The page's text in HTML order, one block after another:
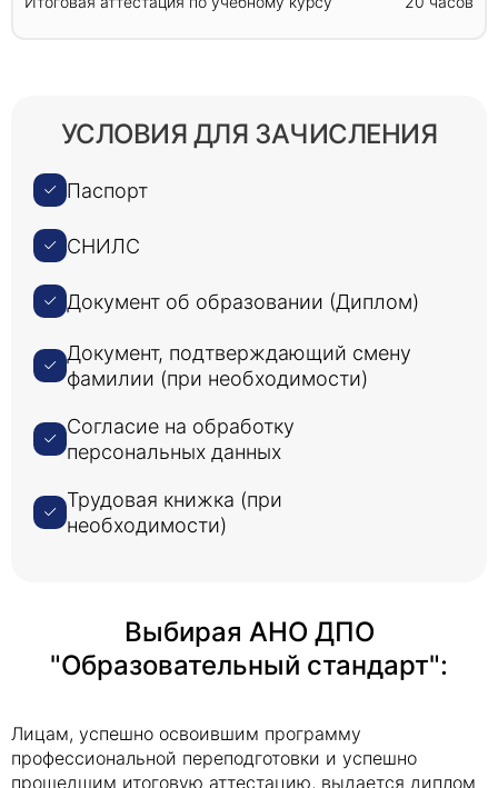
УСЛОВИЯ ДЛЯ ЗАЧИСЛЕНИЯ
Паспорт
СНИЛС
Документ об образовании (Диплом)
Документ, подтверждающий смену
фамилии (при необходимости)
Согласие на обработку
персональных данных
Трудовая книжка (при
необходимости)
Выбирая АНО ДПО
"Образовательный стандарт":
Лицам, успешно освоившим программу
профессиональной переподготовки и успешно
прошедшим итоговую аттестацию, выдается диплом